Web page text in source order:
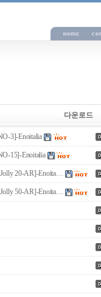
다운로드
3]-Enoitalia
15]-Enoitalia
20-AR]-Enoita…
50-AR]-Enoita…